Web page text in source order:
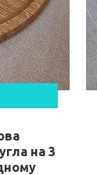
на 3